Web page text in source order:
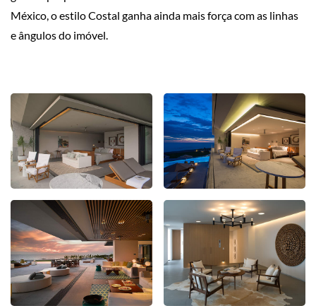
México, o estilo Costal ganha ainda mais força com as linhas
e ângulos do imóvel.